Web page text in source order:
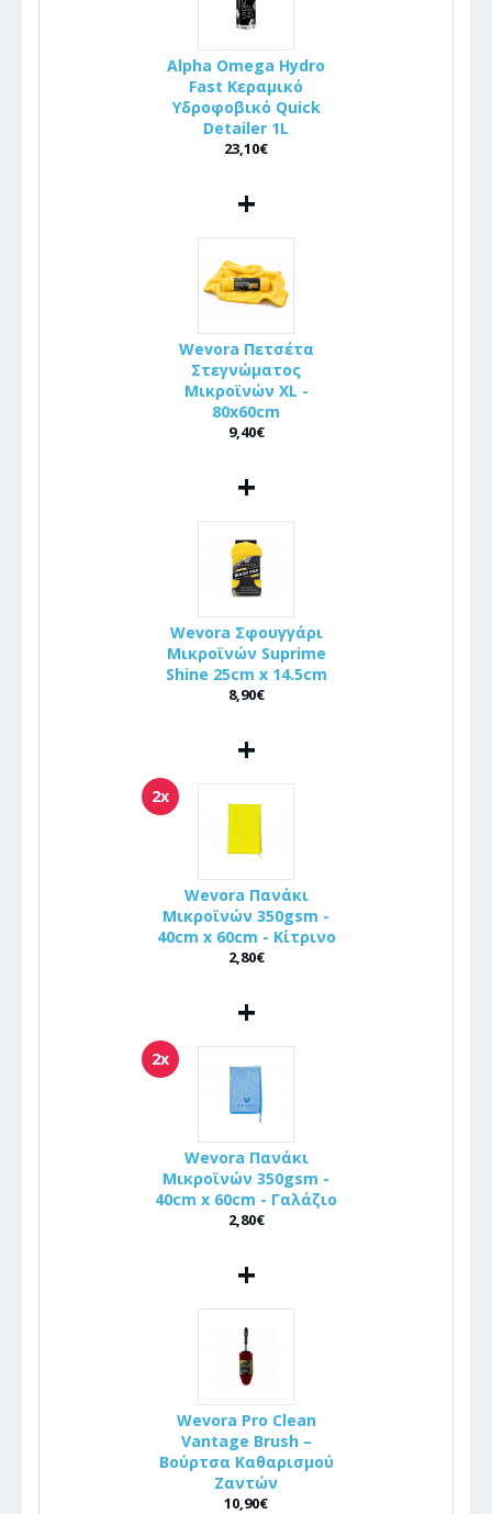
Alpha Omega Hydro
Fast Κεραμικό
Υδροφοβικό Quick
Detailer 1L
23,10€
+
Wevora Πετσέτα
Στεγνώματος
Μικροϊνών XL -
80x60cm
9,40€
+
Wevora Σφουγγάρι
Μικροϊνών Suprime
Shine 25cm x 14.5cm
8,90€
+
2x
Wevora Πανάκι
Μικροϊνών 350gsm -
40cm x 60cm - Κίτρινο
2,80€
+
2x
Wevora Πανάκι
Μικροϊνών 350gsm -
40cm x 60cm - Γαλάζιο
2,80€
+
Wevora Pro Clean
Vantage Brush –
Βούρτσα Καθαρισμού
Ζαντών
10,90€